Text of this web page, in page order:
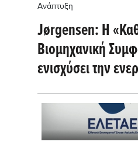
Ανάπτυξη
Jørgensen: Η
Βιομηχανική
ενισχύσει την
ασφάλεια της